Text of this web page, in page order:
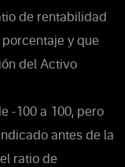
de rentabilidad
y que
del Activo
-100 a 100, pero
antes de la
ratio de